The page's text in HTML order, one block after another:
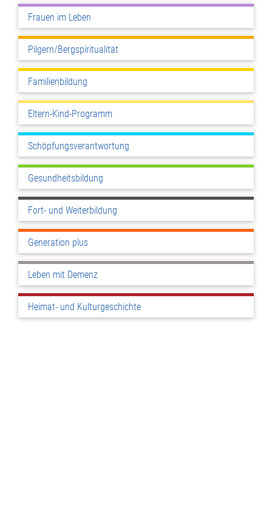
Frauen im Leben
Pilgern/Bergspiritualität
Familienbildung
Eltern-Kind-Programm
Schöpfungsverantwortung
Gesundheitsbildung
Fort- und Weiterbildung
Generation plus
Leben mit Demenz
Heimat- und Kulturgeschichte